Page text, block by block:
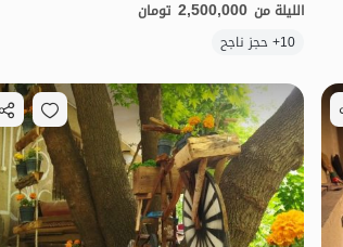
منظر جميل
الليلة من 2,500,000 تومان
10+ حجز ناجح